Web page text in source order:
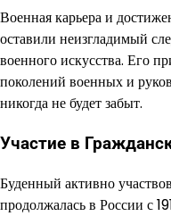
Военная карьера и
оставили неизгладимый
военного искусства. Его
поколений военных и
никогда не будет забыт.
Участие в
Буденный активно
продолжалась в России с